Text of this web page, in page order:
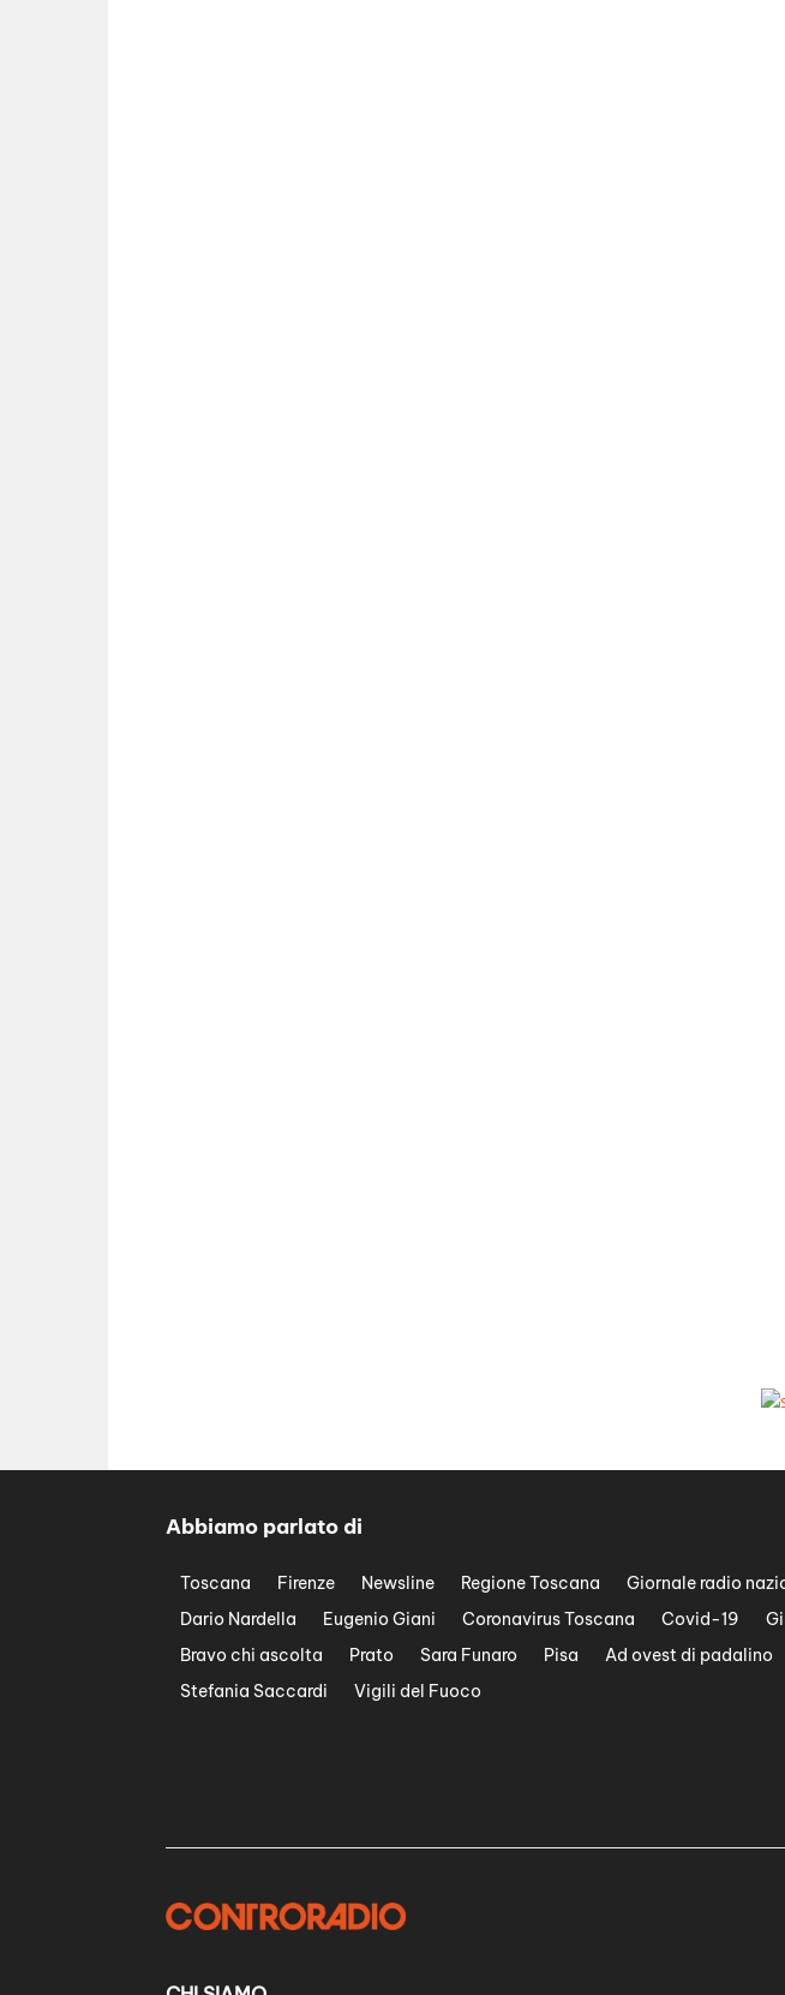
Abbiamo parlato di
Toscana Firenze Newsline Regione Toscana Giornale radio
Dario Nardella
Eugenio Giani Coronavirus Toscana Covid-19
Bravo chi ascolta
Prato Sara Funaro Pisa Ad ovest di padalino
Stefania Saccardi
Vigili del Fuoco